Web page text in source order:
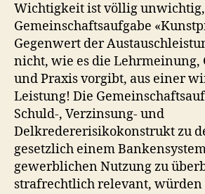
Wichtigkeit ist völlig
Gemeinschaftsaufgabe
Gegenwert der
nicht, wie es die Lehrmeinung,
und Praxis vorgibt, aus einer
Leistung! Die
Schuld-, Verzinsung- und
Delkredererisikokonstrukt zu
gesetzlich einem
gewerblichen Nutzung zu
strafrechtlich relevant,